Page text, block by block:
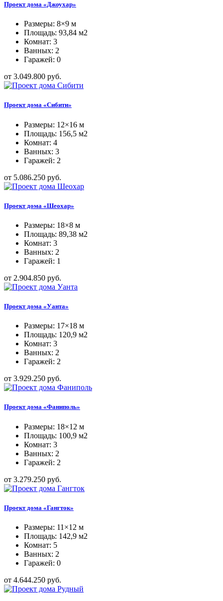
Проект дома «Джоухар»
Размеры: 8×9 м
Площадь: 93,84 м2
Комнат: 3
Ванных: 2
Гаражей: 0
от 3.049.800 руб.
Проект дома «Сибити»
Размеры: 12×16 м
Площадь: 156,5 м2
Комнат: 4
Ванных: 3
Гаражей: 2
от 5.086.250 руб.
Проект дома «Шеохар»
Размеры: 18×8 м
Площадь: 89,38 м2
Комнат: 3
Ванных: 2
Гаражей: 1
от 2.904.850 руб.
Проект дома «Уанта»
Размеры: 17×18 м
Площадь: 120,9 м2
Комнат: 3
Ванных: 2
Гаражей: 2
от 3.929.250 руб.
Проект дома «Фаниполь»
Размеры: 18×12 м
Площадь: 100,9 м2
Комнат: 3
Ванных: 2
Гаражей: 2
от 3.279.250 руб.
Проект дома «Гангток»
Размеры: 11×12 м
Площадь: 142,9 м2
Комнат: 5
Ванных: 2
Гаражей: 0
от 4.644.250 руб.